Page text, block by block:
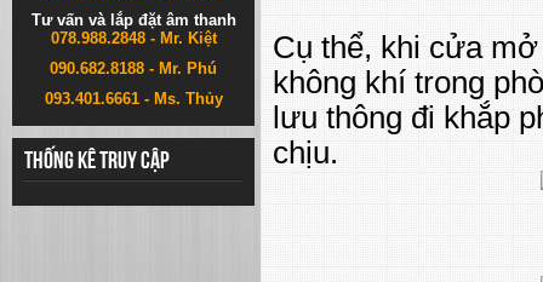
Tư vấn và lắp đặt âm thanh
078.988.2848 - Mr. Kiệt
090.682.8188 - Mr. Phú
093.401.6661 - Ms. Thủy
Thống kê truy cập
Cụ thể, khi cửa
không khí trong
lưu thông đi khắp
chịu.